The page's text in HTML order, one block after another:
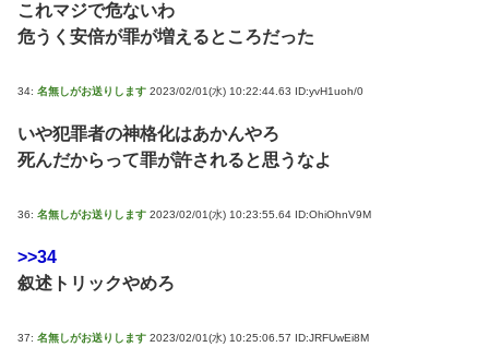
これマジで危ないわ
危うく安倍が罪が増えるところだった
34: 名無しがお送りします 2023/02/01(水) 10:22:44.63 ID:yvH1uoh/0
いや犯罪者の神格化はあかんやろ
死んだからって罪が許されると思うなよ
36: 名無しがお送りします 2023/02/01(水) 10:23:55.64 ID:OhiOhnV9M
>>34
叙述トリックやめろ
37: 名無しがお送りします 2023/02/01(水) 10:25:06.57 ID:JRFUwEi8M